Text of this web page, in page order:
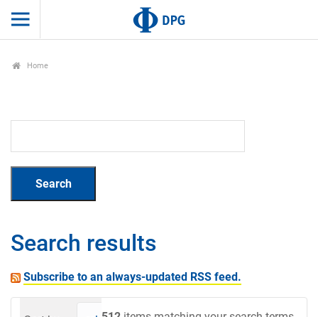
Home
Search results
Subscribe to an always-updated RSS feed.